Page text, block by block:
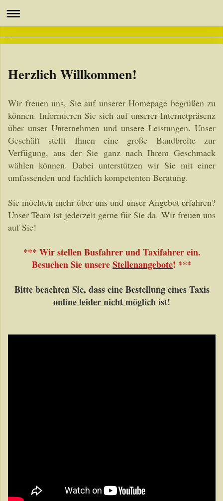
Herzlich Willkommen!
Wir freuen uns, Sie auf unserer Homepage begrüßen zu
können. Informieren Sie sich auf unserer Internetpräsenz
über unser Unternehmen und unsere Leistungen. Unser
Geschäft stellt Ihnen eine große Bandbreite zur
Verfügung, aus der Sie ganz nach Ihrem Geschmack
wählen können. Dabei unterstützen wir Sie mit einer
umfassenden und fachlich kompetenten Beratung.
Sie möchten mehr über uns und unser Angebot erfahren?
Unser Team ist jederzeit gerne für Sie da. Wir freuen uns
auf Sie!
*** Wir stellen Busfahrer und Taxifahrer ein.
Besuchen Sie unsereStellenangebote! ***
Bitte beachten Sie, dass eine Bestellung eines Taxis
online leider nicht möglichist!